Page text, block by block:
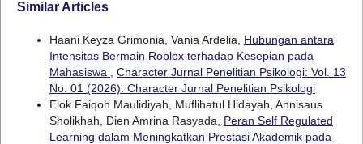
Similar Articles
Haani Keyza Grimonia, Vania Ardelia, Hubungan antara
Intensitas Bermain Roblox terhadap Kesepian pada
Mahasiswa
Character Jurnal Penelitian Psikologi: Vol. 13
No. 01 (2026): Character Jurnal Penelitian Psikologi
Elok Faiqoh Maulidiyah, Muflihatul Hidayah, Annisaus
Sholikhah, Dien Amrina Rasyada, Peran Self Regulated
Learning dalam Meningkatkan Prestasi Akademik pada